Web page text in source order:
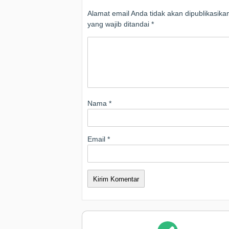
Alamat email Anda tidak akan
yang wajib ditandai *
Nama *
Email *